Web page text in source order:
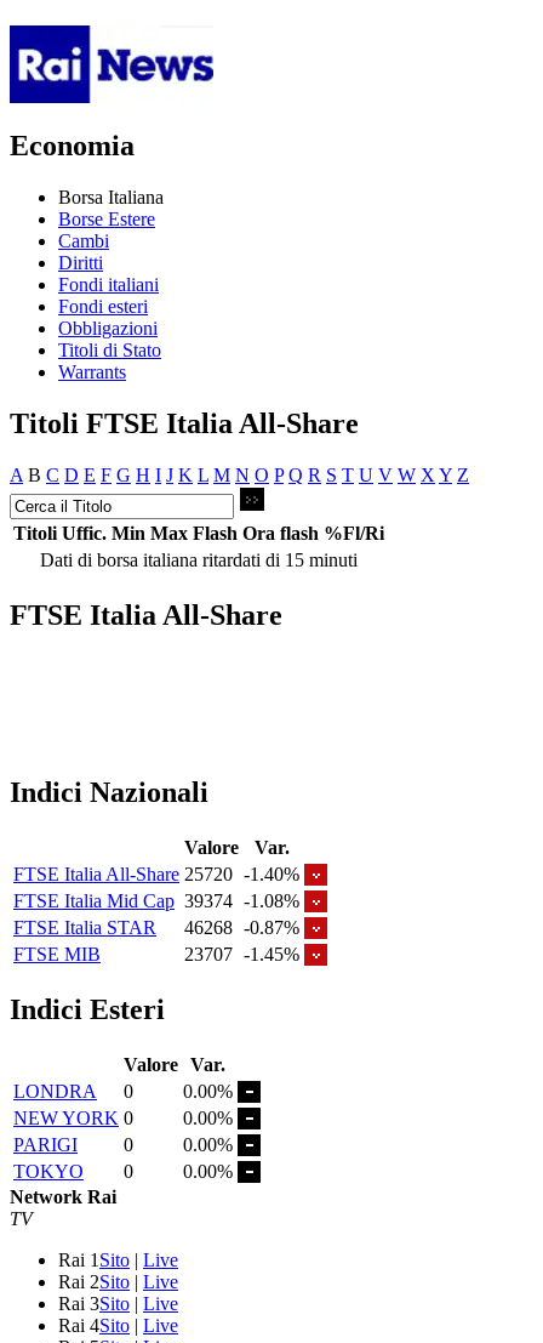
Economia
Borsa Italiana
Borse Estere
Cambi
Diritti
Fondi italiani
Fondi esteri
Obbligazioni
Titoli di Stato
Warrants
Titoli FTSE Italia All-Share
A B C D E F G H I J K L M N O P Q R S T U V W X Y Z
Titoli Uffic. Min Max Flash Ora flash %Fl/Ri
Dati di borsa italiana ritardati di 15 minuti
FTSE Italia All-Share
Indici Nazionali
Valore
Var.
FTSE Italia All-Share 25720 -1.40%
FTSE Italia Mid Cap 39374 -1.08%
FTSE Italia STAR
46268 -0.87%
FTSE MIB
23707 -1.45%
Indici Esteri
Valore Var.
LONDRA
0
0.00%
NEW YORK 0
0.00%
PARIGI
0
0.00%
TOKYO
0
0.00%
Network Rai
TV
Rai 1 Sito | Live
Rai 2Sito | Live
Rai 3Sito | Live
Rai 4Sito | Live